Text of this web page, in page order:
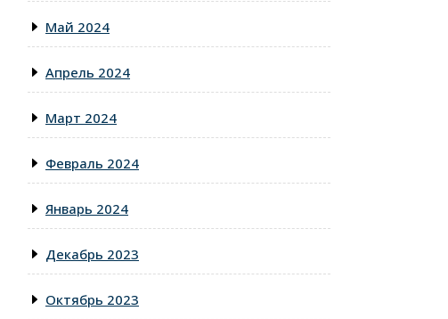
Май 2024
Апрель 2024
Март 2024
Февраль 2024
Январь 2024
Декабрь 2023
Октябрь 2023